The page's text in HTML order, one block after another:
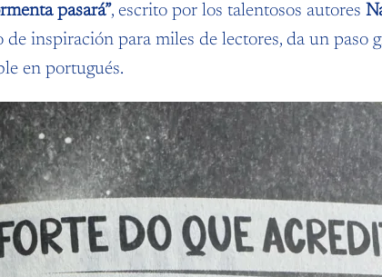
pasará”, escrito por los talentosos autores
inspiración para miles de lectores, da un paso
en portugués.